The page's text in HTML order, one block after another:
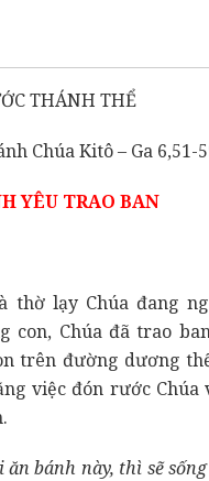
THÁNH THỂ
Chúa Kitô – Ga 6,51-
YÊU TRAO BAN
thờ lạy Chúa đang
con, Chúa đã trao
trên đường dương
việc đón rước Chúa
bánh này, thì sẽ